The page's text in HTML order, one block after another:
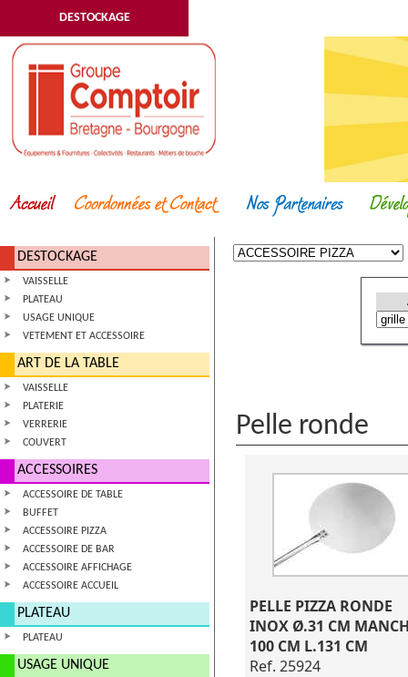
DESTOCKAGE
DESTOCKAGE
VAISSELLE
PLATEAU
USAGE UNIQUE
VETEMENT ET ACCESSOIRE
ART DE LA TABLE
VAISSELLE
PLATERIE
VERRERIE
COUVERT
ACCESSOIRES
ACCESSOIRE DE TABLE
BUFFET
ACCESSOIRE PIZZA
ACCESSOIRE DE BAR
ACCESSOIRE AFFICHAGE
ACCESSOIRE ACCUEIL
PLATEAU
PLATEAU
USAGE UNIQUE
Pelle ronde
PELLE PIZZA RONDE
INOX Ø.31 CM
100 CM L.131 CM
Ref. 25924